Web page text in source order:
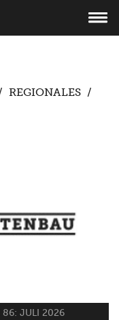
REGIONALES /
86: JULI 2026